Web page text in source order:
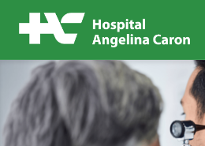
Buscar no site